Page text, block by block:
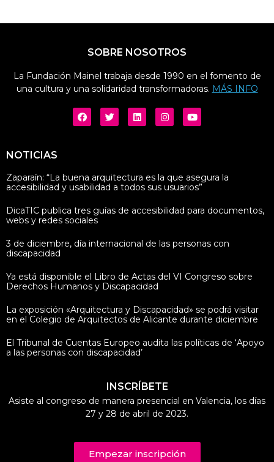
SOBRE NOSOTROS
La Fundación Mainel trabaja desde 1990 en el fomento de
una cultura y una solidaridad transformadoras. MÁS INFO
NOTICIAS
Zaparaín: “La buena arquitectura es la que asegura la
accesibilidad y usabilidad a todos sus usuarios”
DicaTIC publica tres guías de accesibilidad para documentos,
webs y redes sociales
3 de diciembre, día internacional de las personas con
discapacidad
Ya está disponible el Libro de Actas del VI Congreso sobre
Derechos Humanos y Discapacidad
La exposición «Arquitectura y Discapacidad» se podrá visitar
en el Colegio de Arquitectos de Alicante durante diciembre
El Tribunal de Cuentas Europeo audita las políticas de ‘Apoyo
a las personas con discapacidad’
INSCRÍBETE
Asiste al congreso de manera presencial en Valencia, los días
27 y 28 de abril de 2023.
Empezar inscripción